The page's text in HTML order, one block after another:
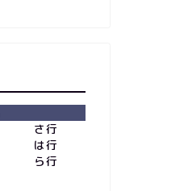
さ行
は行
ら行